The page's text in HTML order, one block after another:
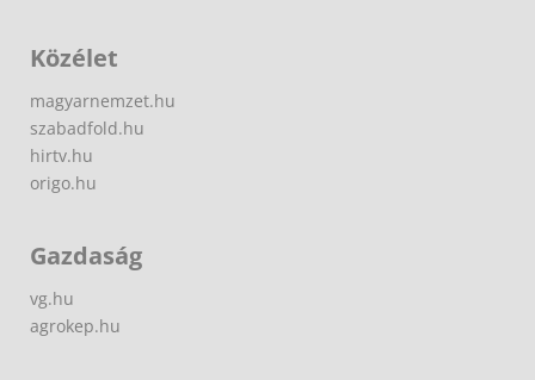
Közélet
magyarnemzet.hu
szabadfold.hu
hirtv.hu
origo.hu
Gazdaság
vg.hu
agrokep.hu